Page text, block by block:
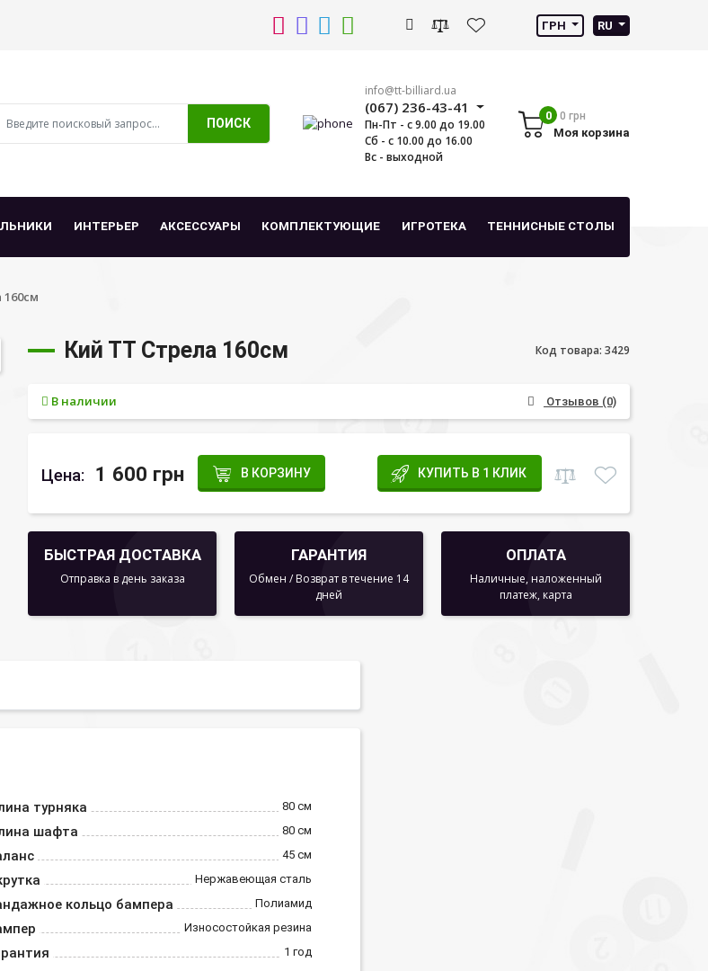
ГРН RU
ПОИСК
info@tt-billiard.ua
(067) 236-43-41
Пн-Пт - с 9.00 до 19.00
Сб - с 10.00 до 16.00
Вс - выходной
0 0 грн
Моя корзина
ИНТЕРЬЕР АКСЕССУАРЫ КОМПЛЕКТУЮЩИЕ ИГРОТЕКА ТЕННИСНЫЕ СТОЛЫ
Кий ТТ Стрела 160см Код товара: 3429
В наличии Отзывов (0)
Цена: 1 600 грн В КОРЗИНУ КУПИТЬ В 1 КЛИК
БЫСТРАЯ ДОСТАВКА
Отправка в день заказа
ГАРАНТИЯ
Обмен / Возврат в течение 14
дней
ОПЛАТА
Наличные, наложенный
платеж, карта
турняка 80 см
шафта 80 см
45 см
Нержавеющая сталь
кольцо бампера Полиамид
Износостойкая резина
1 год